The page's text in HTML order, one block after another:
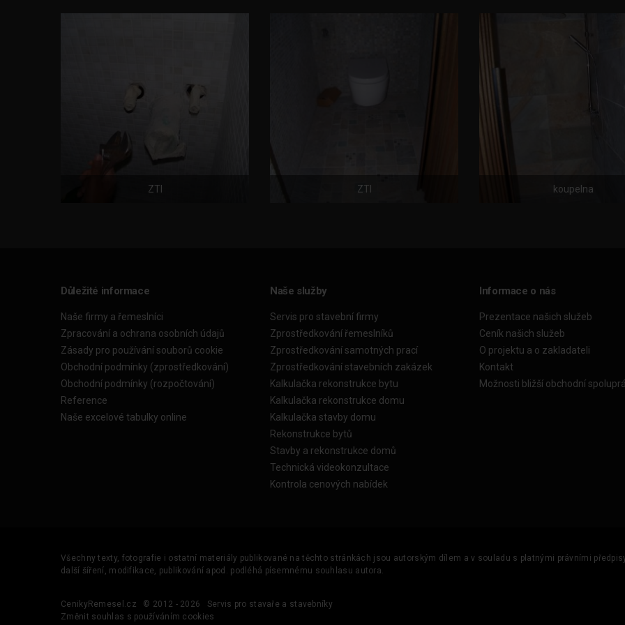
ZTI ZTI koupelna
Důležité informace
Naše firmy a řemeslníci
Zpracování a ochrana osobních údajů
Zásady pro používání souborů cookie
Obchodní podmínky (zprostředkování)
Obchodní podmínky (rozpočtování)
Reference
Naše excelové tabulky online
Naše služby
Servis pro stavební firmy
Zprostředkování řemeslníků
Zprostředkování samotných prací
Zprostředkování stavebních zakázek
Kalkulačka rekonstrukce bytu
Kalkulačka rekonstrukce domu
Kalkulačka stavby domu
Rekonstrukce bytů
Stavby a rekonstrukce domů
Technická videokonzultace
Kontrola cenových nabídek
Informace o nás
Prezentace našich služeb
Ceník našich služeb
O projektu a o zakladateli
Kontakt
Možnosti bližší obchodní
Všechny texty, fotografie i ostatní materiály publikované na těchto stránkách jsou autorským dílem a v souladu s platnými právními
další šíření, modifikace, publikování apod. podléhá písemnému souhlasu autora.
CenikyRemesel.cz © 2012 - 2026
Servis pro stavaře a stavebníky
Změnit souhlas s používáním cookies